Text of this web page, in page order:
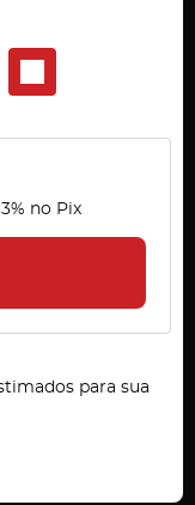
3% no Pix
para sua